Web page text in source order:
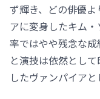
ず輝き、どの俳優
アに変身したキム
率ではやや残念な
と演技は依然とし
したヴァンパイア